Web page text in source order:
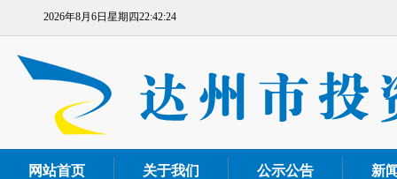
2026年8月6日星期四22:42:24
网站首页 关于我们 公示公告 新